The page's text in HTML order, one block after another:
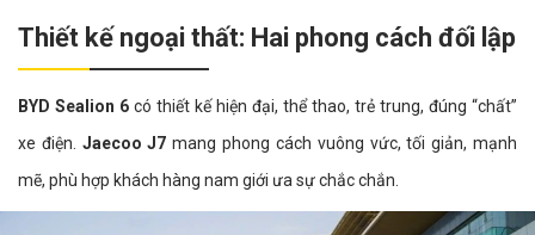
Thiết kế ngoại thất: Hai phong cách đối lập
BYD Sealion 6 có thiết kế hiện đại, thể thao, trẻ trung, đúng “chất”
xe điện. Jaecoo J7 mang phong cách vuông vức, tối giản, mạnh
mẽ, phù hợp khách hàng nam giới ưa sự chắc chắn.